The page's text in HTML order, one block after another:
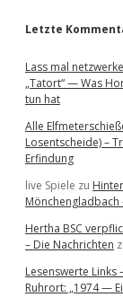
Letzte
Lass mal
„Tatort“ — Was
tun hat
Alle
Losentscheide) –
Erfindung
live Spiele zu
Hertha BSC
– Die Nachrichten
Lesenswerte Links
Ruhrort: „1974 —